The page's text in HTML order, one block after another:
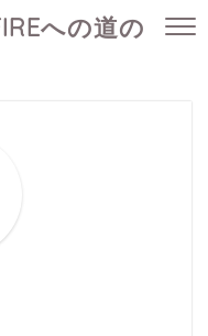
への道の